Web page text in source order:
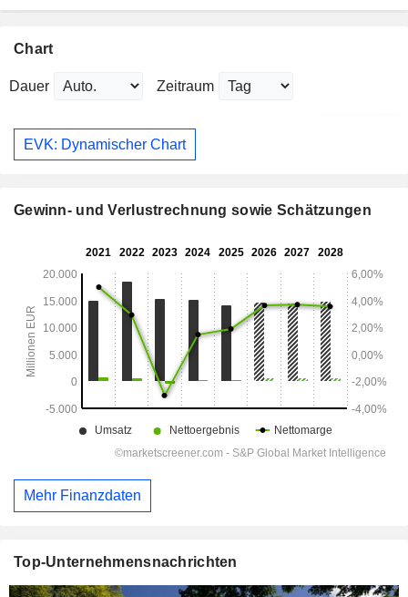
Chart
Dauer Zeitraum
EVK: Dynamischer Chart
Gewinn- und Verlustrechnung sowie Schätzungen
Mehr Finanzdaten
Top-Unternehmensnachrichten